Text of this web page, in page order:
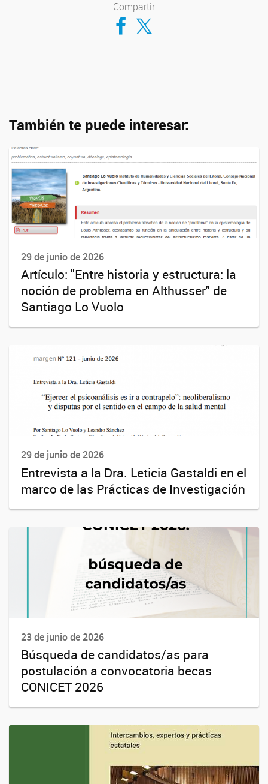
Compartir
Compartir en Facebook
Compartir en Twitter
También te puede interesar:
29 de junio de 2026
Artículo: "Entre historia y estructura: la
noción de problema en Althusser" de
Santiago Lo Vuolo
29 de junio de 2026
Entrevista a la Dra. Leticia Gastaldi en el
marco de las Prácticas de Investigación
23 de junio de 2026
Búsqueda de candidatos/as para
postulación a convocatoria becas
CONICET 2026